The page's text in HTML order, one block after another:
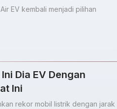
EV kembali menjadi pilihan
Dia EV Dengan
Ini
rekor mobil listrik dengan jarak